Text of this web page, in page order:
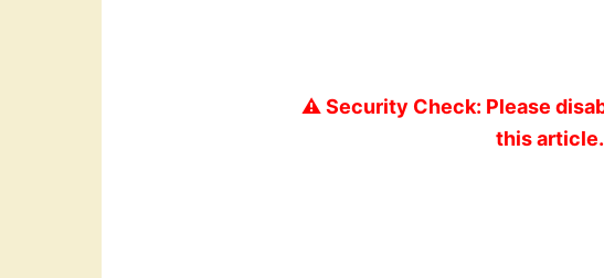
⚠️ Security Check: Please
this article.